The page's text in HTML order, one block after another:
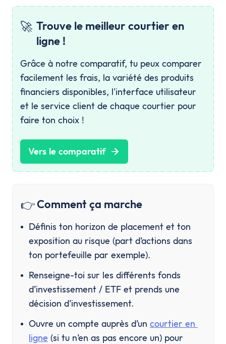
🚀 Trouve le meilleur courtier en
ligne !
Grâce à notre comparatif, tu peux comparer
facilement les frais, la variété des produits
financiers disponibles, l'interface utilisateur
et le service client de chaque courtier pour
faire ton choix !
Vers le comparatif
👉Comment ça marche
Définis ton horizon de placement et ton
exposition au risque (part d’actions dans
ton portefeuille par exemple).
Renseigne-toi sur les différents fonds
d’investissement / ETF et prends une
décision d’investissement.
Ouvre un compte auprès d’un courtier en
ligne (si tu n’en as pas encore un) pour